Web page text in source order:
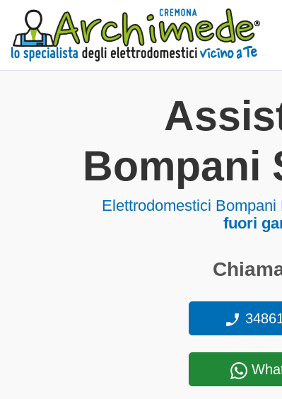
Bompani
Elettrodomestici Bompani
fuori